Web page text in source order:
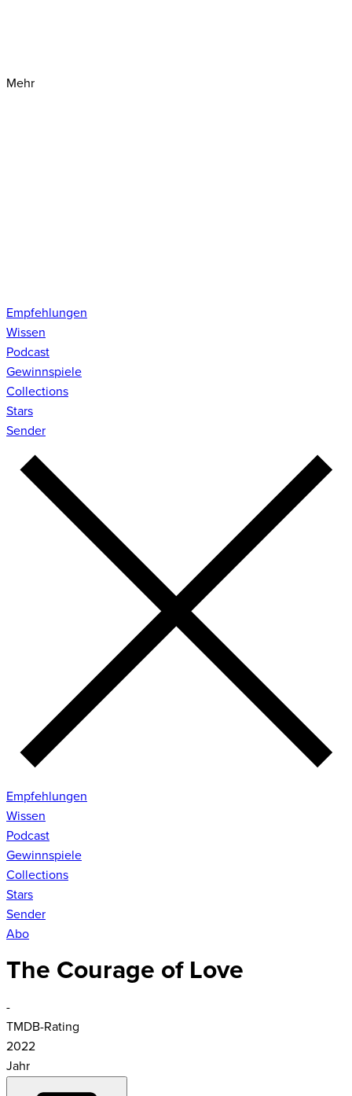
Mehr
Empfehlungen
Wissen
Podcast
Gewinnspiele
Collections
Stars
Sender
Empfehlungen
Wissen
Podcast
Gewinnspiele
Collections
Stars
Sender
Abo
The Courage of Love
-
TMDB-Rating
2022
Jahr